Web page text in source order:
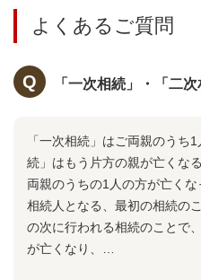
よくあるご質問
「一次相続」・「二
「一次相続」はご両親のうち
続」はもう片方の親が亡くな
両親のうちの1人の方が亡く
相続人となる、最初の相続の
の次に行われる相続のことで
が亡くなり、…